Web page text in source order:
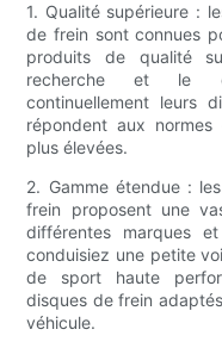
1. Qualité supérieure :
de frein sont connues
produits de qualité
recherche et le
continuellement leurs
répondent aux
plus élevées.
2. Gamme étendue :
frein proposent une
différentes marques
conduisiez une petite
de sport haute
disques de frein
véhicule.